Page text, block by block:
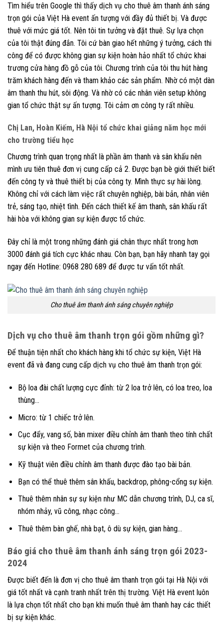
Tìm hiểu trên Google thì thấy dịch vụ cho thuê âm thanh ánh sáng
trọn gói của Việt Hà event ấn tượng với đầy đủ thiết bị. Và được
thuê với mức giá tốt. Nên tôi tin tưởng và đặt thuê. Sự lựa chọn
của tôi thật đúng đắn. Tôi cứ bàn giao hết những ý tưởng, cách thi
công để có được không gian sự kiện hoàn hảo nhất tổ chức khai
trương cửa hàng đồ gỗ của tôi. Chương trình của tôi thu hút hàng
trăm khách hàng đến và tham khảo các sản phẩm. Nhờ có một dàn
âm thanh thu hút, sôi động. Và nhờ có các nhân viên setup không
gian tổ chức thật sự ấn tượng. Tôi cảm ơn công ty rất nhiều.
Chị Lan, Hoàn Kiếm, Hà Nội tổ chức khai giảng năm học mới
cho trường tiểu học
Chương trình quan trọng nhất là phần âm thanh và sân khấu nên
mình ưu tiên thuê đơn vị cung cấp cả 2. Được bạn bè giới thiết biết
đến công ty và thuê thiết bị của công ty. Mình thực sự hài lòng.
Không chỉ với cách làm việc rất chuyên nghiệp, bài bản, nhân viên
trẻ, sáng tạo, nhiệt tình. Đến cách thiết kế âm thanh, sân khấu rất
hài hòa với không gian sự kiện được tổ chức.
Đây chỉ là một trong những đánh giá chân thực nhất trong hơn
3000 đánh giá tích cực khác nhau. Còn bạn, bạn hãy nhanh tay gọi
ngay đến Hotline: 0968 280 689 để được tư vấn tốt nhất.
Cho thuê âm thanh ánh sáng chuyên nghiệp
Dịch vụ cho thuê âm thanh trọn gói gồm những gì?
Để thuận tiện nhất cho khách hàng khi tổ chức sự kiện, Việt Hà
event đã và đang cung cấp dịch vụ cho thuê âm thanh trọn gói:
Bộ loa đài chất lượng cực đỉnh: từ 2 loa trở lên, có loa treo, loa
thùng…
Micro: từ 1 chiếc trở lên.
Cục đẩy, vang số, bàn mixer điều chỉnh âm thanh theo tính chất
sự kiện và theo Formet của chương trình.
Kỹ thuật viên điều chỉnh âm thanh được đào tạo bài bản.
Bạn có thể thuê thêm sân khấu, backdrop, phông-cổng sự kiện.
Thuê thêm nhân sự sự kiện như MC dẫn chương trình, DJ, ca sĩ,
nhóm nhảy, vũ công, nhạc công…
Thuê thêm bàn ghế, nhà bạt, ô dù sự kiện, gian hàng…
Báo giá cho thuê âm thanh ánh sáng trọn gói 2023-
2024
Được biết đến là đơn vị cho thuê âm thanh trọn gói tại Hà Nội với
giá tốt nhất và cạnh tranh nhất trên thị trường. Việt Hà event luôn
là lựa chọn tốt nhất cho bạn khi muốn thuê âm thanh hay các thiết
bị sự kiện khác.